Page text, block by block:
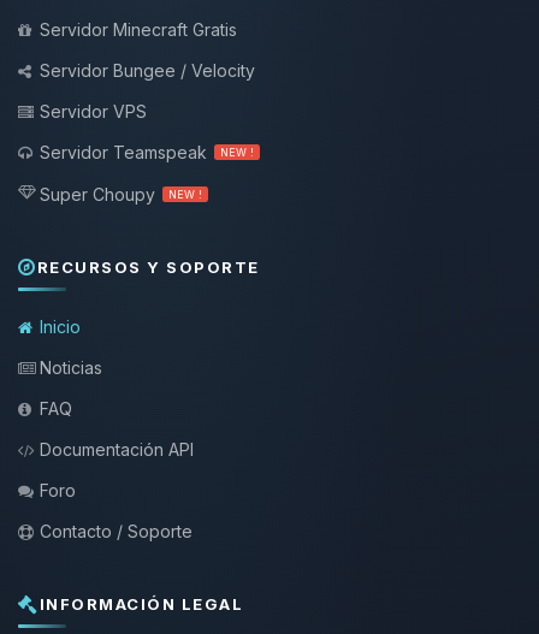
Servidor Minecraft Gratis
Servidor Bungee / Velocity
Servidor VPS
Servidor Teamspeak
NEW !
Super Choupy NEW !
RECURSOS Y SOPORTE
Inicio
Noticias
FAQ
Documentación API
Foro
Contacto / Soporte
INFORMACIÓN LEGAL